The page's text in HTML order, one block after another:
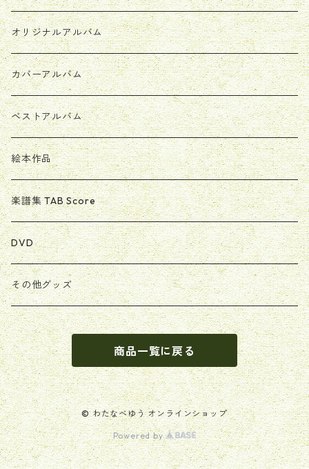
オリジナルアルバム
カバーアルバム
ベストアルバム
絵本作品
楽譜集 TAB Score
DVD
その他グッズ
商品一覧に戻る
© わたなべゆう オンラインショップ
Powered by